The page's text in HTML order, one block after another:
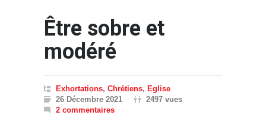
Être sobre et
modéré
Exhortations, Chrétiens, Eglise
26 Décembre 2021
2497 vues
2 commentaires